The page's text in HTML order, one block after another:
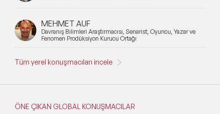
MEHMET AUF
Davranış Bilimleri Araştırmacısı, Senarist, Oyuncu, Yazar ve
Fenomen Prodüksiyon Kurucu Ortağı
Tüm yerel konuşmacıları incele
ÖNE ÇIKAN GLOBAL KONUŞMACILAR